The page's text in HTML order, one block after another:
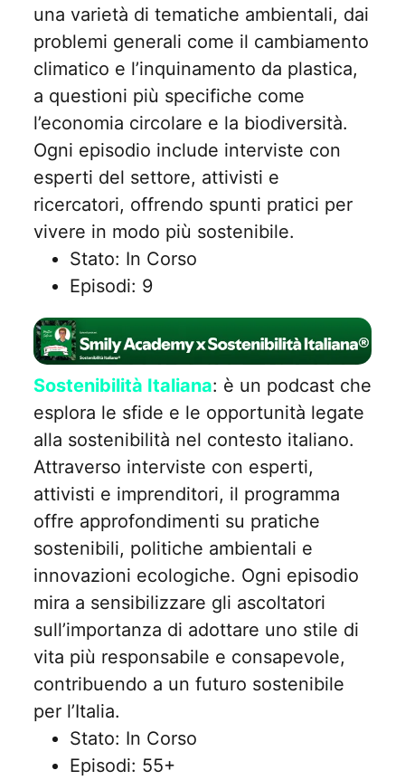
una varietà di tematiche ambientali, dai
problemi generali come il cambiamento
climatico e l’inquinamento da plastica,
a questioni più specifiche come
l’economia circolare e la biodiversità.
Ogni episodio include interviste con
esperti del settore, attivisti e
ricercatori, offrendo spunti pratici per
vivere in modo più sostenibile.
Stato: In Corso
Episodi: 9
Sostenibilità Italiana: è un podcast che
esplora le sfide e le opportunità legate
alla sostenibilità nel contesto italiano.
Attraverso interviste con esperti,
attivisti e imprenditori, il programma
offre approfondimenti su pratiche
sostenibili, politiche ambientali e
innovazioni ecologiche. Ogni episodio
mira a sensibilizzare gli ascoltatori
sull’importanza di adottare uno stile di
vita più responsabile e consapevole,
contribuendo a un futuro sostenibile
per l’Italia.
Stato: In Corso
Episodi: 55+